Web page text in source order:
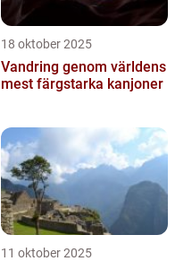
18 oktober 2025
Vandring genom världens
mest färgstarka kanjoner
11 oktober 2025